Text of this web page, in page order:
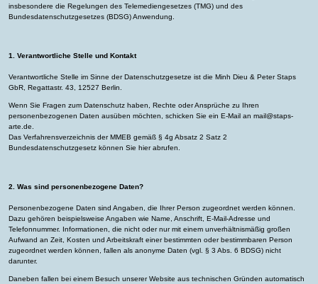
insbesondere die Regelungen des Telemediengesetzes (TMG) und des
Bundesdatenschutzgesetzes (BDSG) Anwendung.
1. Verantwortliche Stelle und Kontakt
Verantwortliche Stelle im Sinne der Datenschutzgesetze ist die Minh Dieu & Peter Staps
GbR, Regattastr. 43, 12527 Berlin.
Wenn Sie Fragen zum Datenschutz haben, Rechte oder Ansprüche zu Ihren
personenbezogenen Daten ausüben möchten, schicken Sie ein E-Mail an mail@staps-
arte.de.
Das Verfahrensverzeichnis der MMEB gemäß § 4g Absatz 2 Satz 2
Bundesdatenschutzgesetz können Sie hierabrufen.
2. Was sind personenbezogene Daten?
Personenbezogene Daten sind Angaben, die Ihrer Person zugeordnet werden können.
Dazu gehören beispielsweise Angaben wie Name, Anschrift, E-Mail-Adresse und
Telefonnummer. Informationen, die nicht oder nur mit einem unverhältnismäßig großen
Aufwand an Zeit, Kosten und Arbeitskraft einer bestimmten oder bestimmbaren Person
zugeordnet werden können, fallen als anonyme Daten (vgl. § 3 Abs. 6 BDSG) nicht
darunter.
Daneben fallen bei einem Besuch unserer Website aus technischen Gründen automatisch